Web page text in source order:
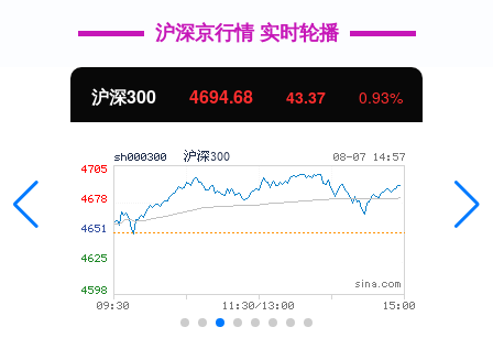
沪深京行情 实时轮播
沪深300 4694.68 43.37 0.93%